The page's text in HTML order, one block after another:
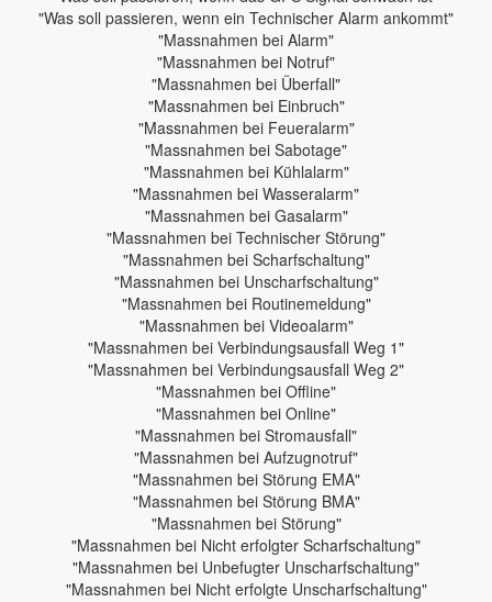
"Was soll passieren, wenn ein Technischer Alarm ankommt"
"Massnahmen bei Alarm"
"Massnahmen bei Notruf"
"Massnahmen bei Überfall"
"Massnahmen bei Einbruch"
"Massnahmen bei Feueralarm"
"Massnahmen bei Sabotage"
"Massnahmen bei Kühlalarm"
"Massnahmen bei Wasseralarm"
"Massnahmen bei Gasalarm"
"Massnahmen bei Technischer Störung"
"Massnahmen bei Scharfschaltung"
"Massnahmen bei Unscharfschaltung"
"Massnahmen bei Routinemeldung"
"Massnahmen bei Videoalarm"
"Massnahmen bei Verbindungsausfall Weg 1"
"Massnahmen bei Verbindungsausfall Weg 2"
"Massnahmen bei Offline"
"Massnahmen bei Online"
"Massnahmen bei Stromausfall"
"Massnahmen bei Aufzugnotruf"
"Massnahmen bei Störung EMA"
"Massnahmen bei Störung BMA"
"Massnahmen bei Störung"
"Massnahmen bei Nicht erfolgter Scharfschaltung"
"Massnahmen bei Unbefugter Unscharfschaltung"
"Massnahmen bei Nicht erfolgte Unscharfschaltung"